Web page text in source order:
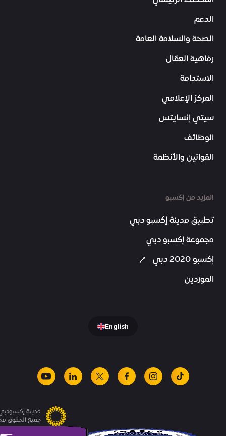
الدعم
الصحة والسلامة العامة
رفاهية العمّال
الاستدامة
المركز الإعلامي
سيتي إنسايتس
الوظائف
القوانين والأنظمة
المزيد من إكسبو
تطبيق مدينة إكسبو دبي
مجموعة إكسبو دبي
إكسبو 2020 دبي
الموردين
English
tiktok
instagram
facebook
x
linkedin
youtube
مدينة
جميع الحقوق